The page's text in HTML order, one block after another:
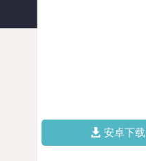
安卓下载